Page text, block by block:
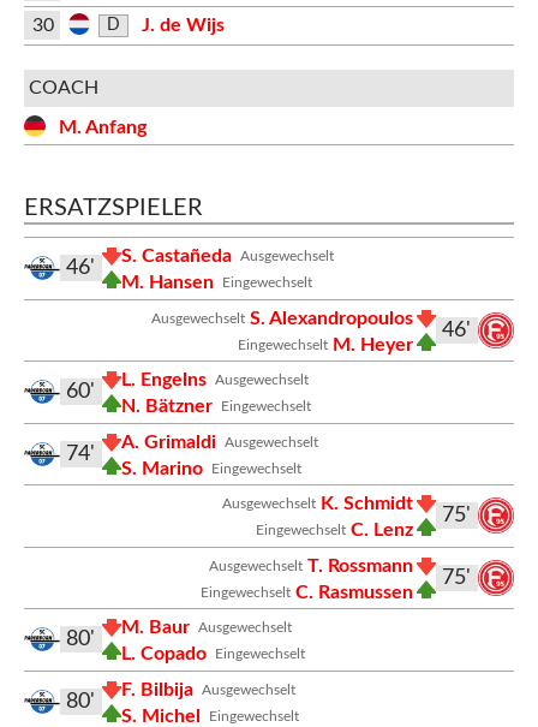
30 D J. de Wijs
COACH
M. Anfang
ERSATZSPIELER
Ausgewechselt
S. Castañeda
Eingewechselt
M. Hansen
46'
46'
Ausgewechselt S. Alexandropoulos
Eingewechselt M. Heyer
Ausgewechselt
L. Engelns
Eingewechselt
N. Bätzner
60'
Ausgewechselt
A. Grimaldi
Eingewechselt
S. Marino
74'
75'
Ausgewechselt K. Schmidt
Eingewechselt C. Lenz
75'
Ausgewechselt T. Rossmann
Eingewechselt C. Rasmussen
Ausgewechselt
M. Baur
Eingewechselt
L. Copado
80'
Ausgewechselt
F. Bilbija
Eingewechselt
S. Michel
80'